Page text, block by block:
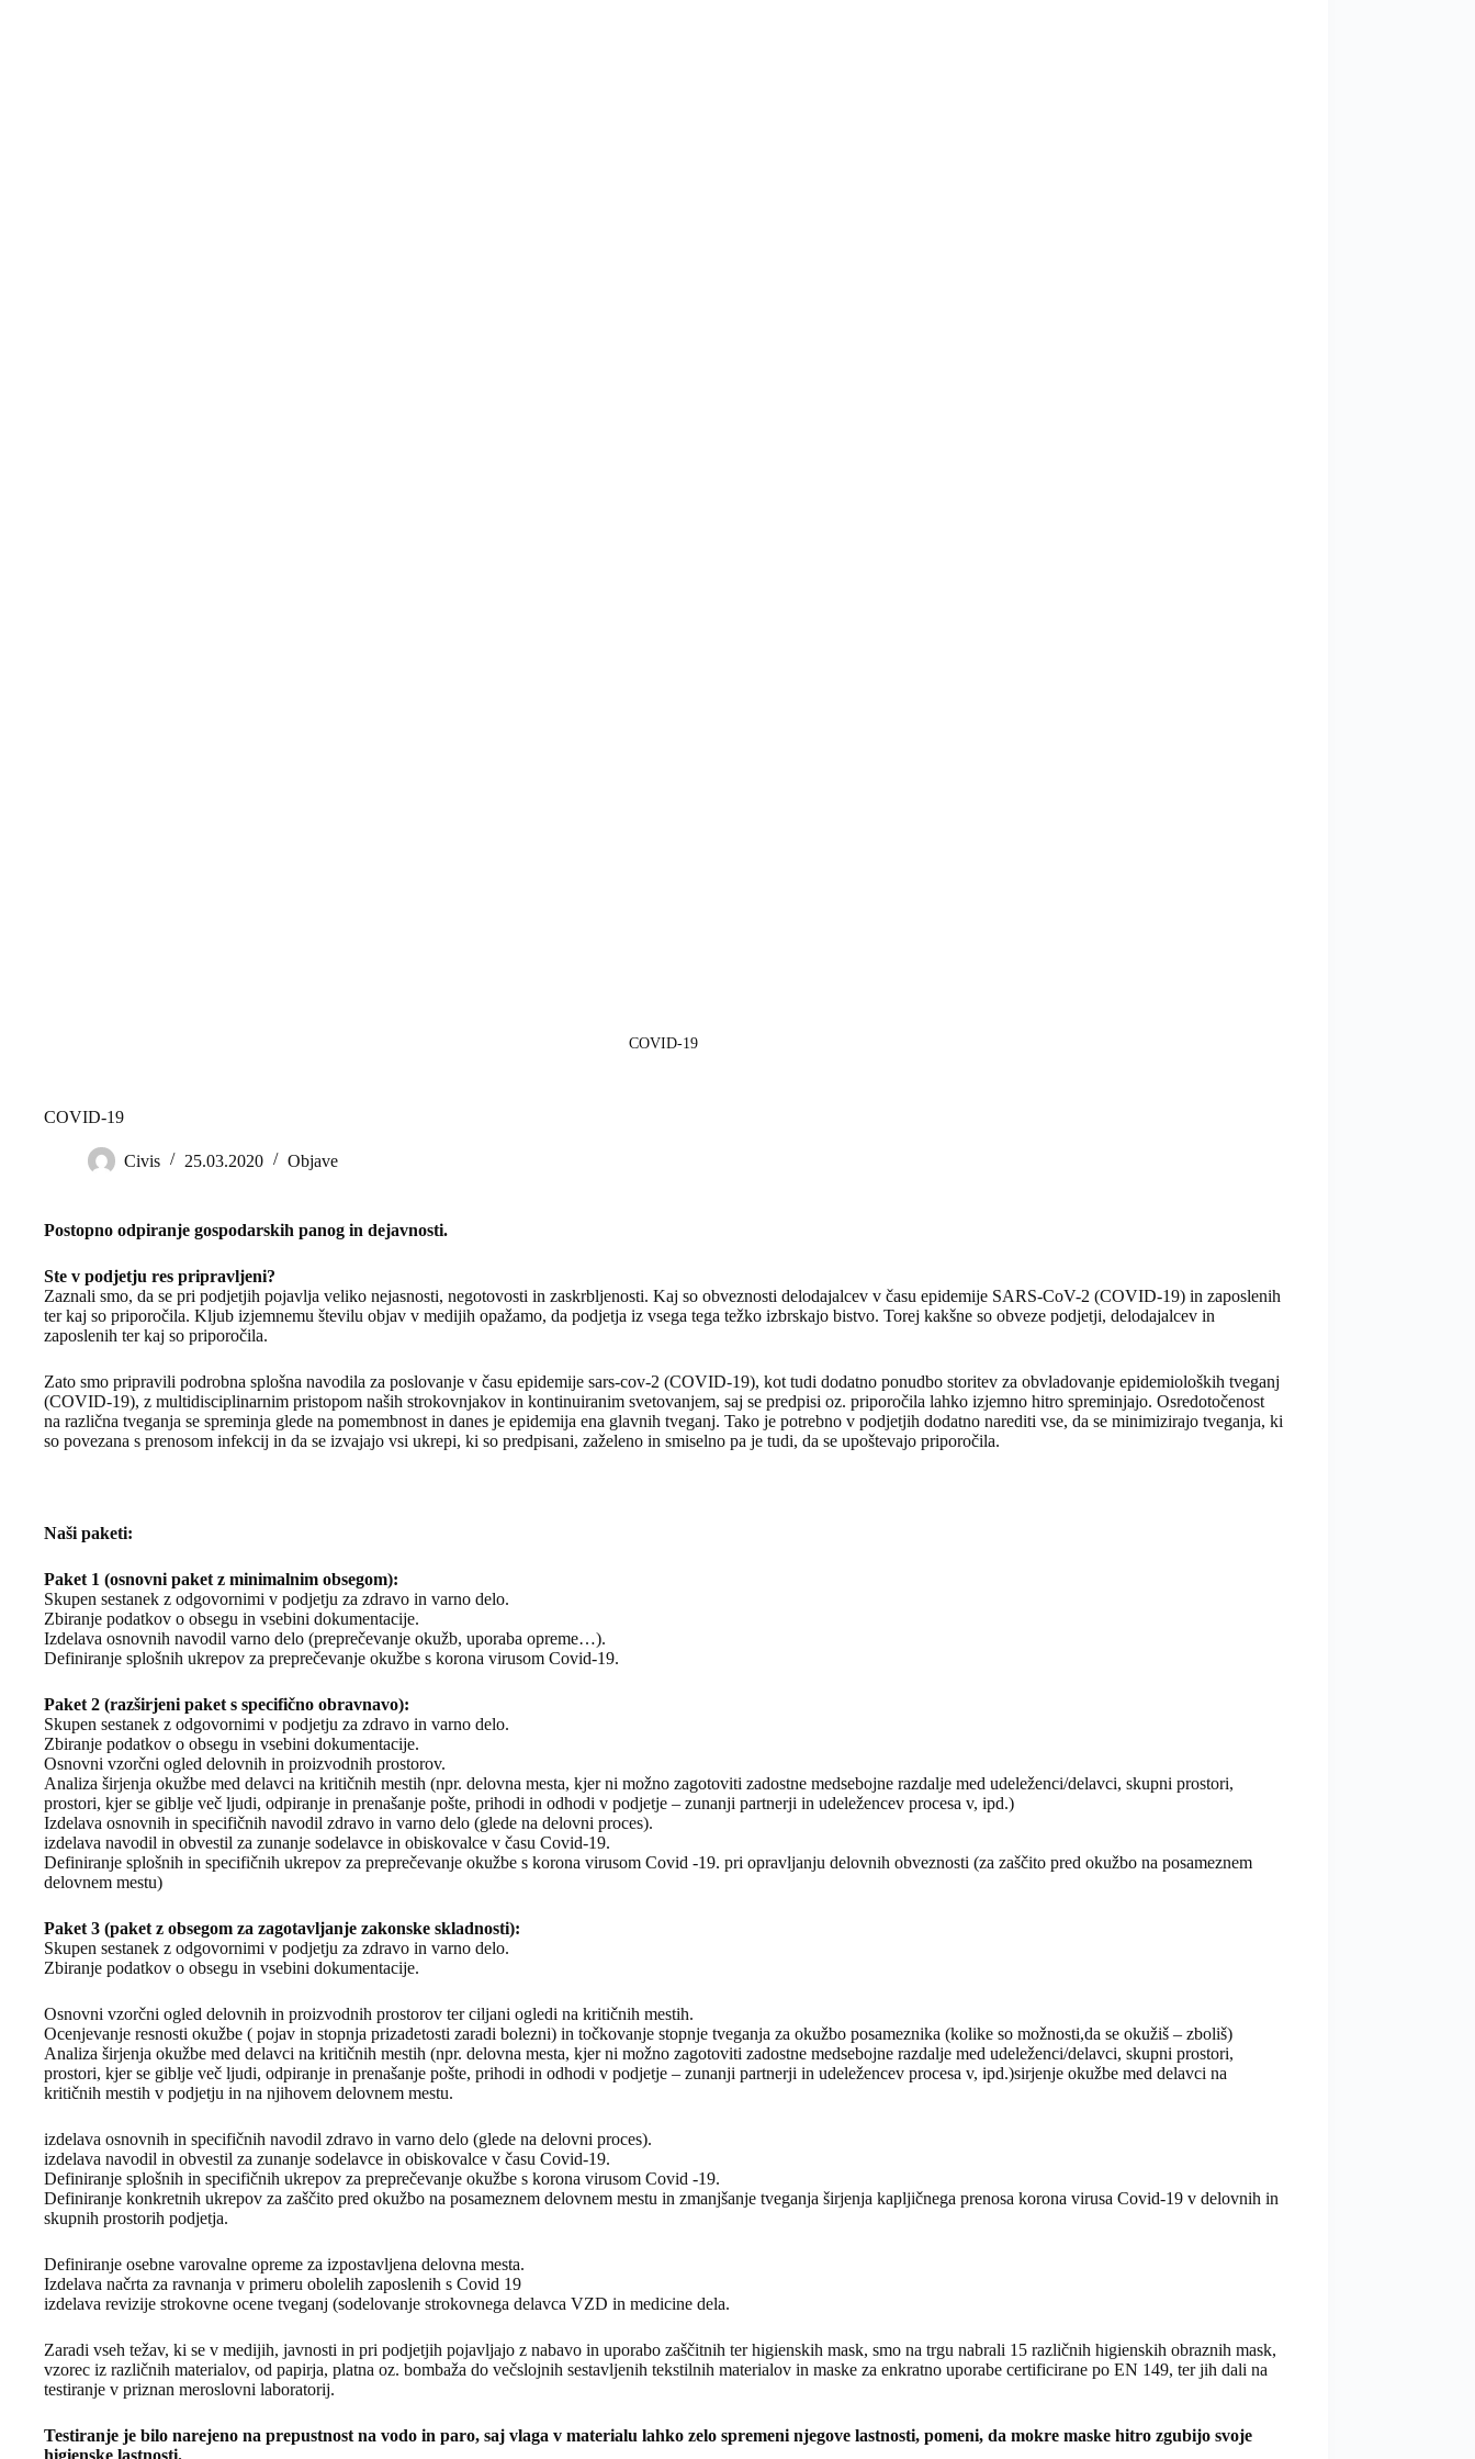
COVID-19
COVID-19
Civis 25.03.2020 Objave
Postopno odpiranje gospodarskih panog in dejavnosti.
Ste v podjetju res pripravljeni?
Zaznali smo, da se pri podjetjih pojavlja veliko nejasnosti, negotovosti in zaskrbljenosti. Kaj so obveznosti delodajalcev v času epidemije SARS-CoV-2 (COVID-19) in zaposlenih
ter kaj so priporočila. Kljub izjemnemu številu objav v medijih opažamo, da podjetja iz vsega tega težko izbrskajo bistvo. Torej kakšne so obveze podjetji, delodajalcev in
zaposlenih ter kaj so priporočila.
Zato smo pripravili podrobna splošna navodila za poslovanje v času epidemije sars-cov-2 (COVID-19), kot tudi dodatno ponudbo storitev za obvladovanje epidemioloških tveganj
(COVID-19), z multidisciplinarnim pristopom naših strokovnjakov in kontinuiranim svetovanjem, saj se predpisi oz. priporočila lahko izjemno hitro spreminjajo. Osredotočenost
na različna tveganja se spreminja glede na pomembnost in danes je epidemija ena glavnih tveganj. Tako je potrebno v podjetjih dodatno narediti vse, da se minimizirajo tveganja, ki
so povezana s prenosom infekcij in da se izvajajo vsi ukrepi, ki so predpisani, zaželeno in smiselno pa je tudi, da se upoštevajo priporočila.
Naši paketi:
Paket 1 (osnovni paket z minimalnim obsegom):
Skupen sestanek z odgovornimi v podjetju za zdravo in varno delo.
Zbiranje podatkov o obsegu in vsebini dokumentacije.
Izdelava osnovnih navodil varno delo (preprečevanje okužb, uporaba opreme…).
Definiranje splošnih ukrepov za preprečevanje okužbe s korona virusom Covid-19.
Paket 2 (razširjeni paket s specifično obravnavo):
Skupen sestanek z odgovornimi v podjetju za zdravo in varno delo.
Zbiranje podatkov o obsegu in vsebini dokumentacije.
Osnovni vzorčni ogled delovnih in proizvodnih prostorov.
Analiza širjenja okužbe med delavci na kritičnih mestih (npr. delovna mesta, kjer ni možno zagotoviti zadostne medsebojne razdalje med udeleženci/delavci, skupni prostori,
prostori, kjer se giblje več ljudi, odpiranje in prenašanje pošte, prihodi in odhodi v podjetje – zunanji partnerji in udeležencev procesa v, ipd.)
Izdelava osnovnih in specifičnih navodil zdravo in varno delo (glede na delovni proces).
izdelava navodil in obvestil za zunanje sodelavce in obiskovalce v času Covid-19.
Definiranje splošnih in specifičnih ukrepov za preprečevanje okužbe s korona virusom Covid -19. pri opravljanju delovnih obveznosti (za zaščito pred okužbo na posameznem
delovnem mestu)
Paket 3 (paket z obsegom za zagotavljanje zakonske skladnosti):
Skupen sestanek z odgovornimi v podjetju za zdravo in varno delo.
Zbiranje podatkov o obsegu in vsebini dokumentacije.
Osnovni vzorčni ogled delovnih in proizvodnih prostorov ter ciljani ogledi na kritičnih mestih.
Ocenjevanje resnosti okužbe ( pojav in stopnja prizadetosti zaradi bolezni) in točkovanje stopnje tveganja za okužbo posameznika (kolike so možnosti,da se okužiš – zboliš)
Analiza širjenja okužbe med delavci na kritičnih mestih (npr. delovna mesta, kjer ni možno zagotoviti zadostne medsebojne razdalje med udeleženci/delavci, skupni prostori,
prostori, kjer se giblje več ljudi, odpiranje in prenašanje pošte, prihodi in odhodi v podjetje – zunanji partnerji in udeležencev procesa v, ipd.)sirjenje okužbe med delavci na
kritičnih mestih v podjetju in na njihovem delovnem mestu.
izdelava osnovnih in specifičnih navodil zdravo in varno delo (glede na delovni proces).
izdelava navodil in obvestil za zunanje sodelavce in obiskovalce v času Covid-19.
Definiranje splošnih in specifičnih ukrepov za preprečevanje okužbe s korona virusom Covid -19.
Definiranje konkretnih ukrepov za zaščito pred okužbo na posameznem delovnem mestu in zmanjšanje tveganja širjenja kapljičnega prenosa korona virusa Covid-19 v delovnih in
skupnih prostorih podjetja.
Definiranje osebne varovalne opreme za izpostavljena delovna mesta.
Izdelava načrta za ravnanja v primeru obolelih zaposlenih s Covid 19
izdelava revizije strokovne ocene tveganj (sodelovanje strokovnega delavca VZD in medicine dela.
Zaradi vseh težav, ki se v medijih, javnosti in pri podjetjih pojavljajo z nabavo in uporabo zaščitnih ter higienskih mask, smo na trgu nabrali 15 različnih higienskih obraznih mask,
vzorec iz različnih materialov, od papirja, platna oz. bombaža do večslojnih sestavljenih tekstilnih materialov in maske za enkratno uporabe certificirane po EN 149, ter jih dali na
testiranje v priznan meroslovni laboratorij.
Testiranje je bilo narejeno na prepustnost na vodo in paro, saj vlaga v materialu lahko zelo spremeni njegove lastnosti, pomeni, da mokre maske hitro zgubijo svoje
higienske lastnosti.